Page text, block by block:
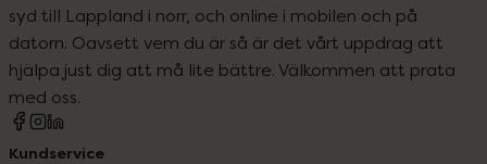
syd till Lappland i norr, och online i mobilen och på
datorn. Oavsett vem du är så är det vårt uppdrag att
hjälpa just dig att må lite bättre. Välkommen att prata
med oss.
Kundservice